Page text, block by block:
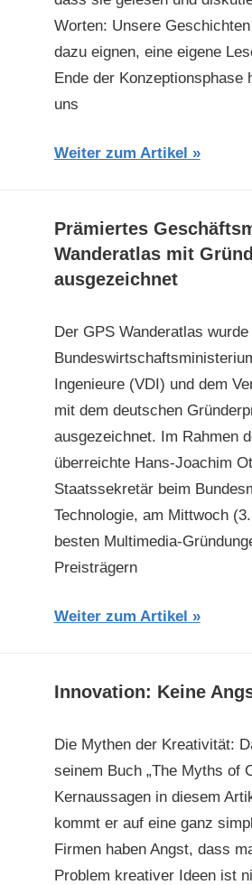
Worten: Unsere
dazu eignen, eine eigene
Ende der
uns
Weiter zum Artikel
Prämiertes
Wanderatlas mit
ausgezeichnet
Der GPS Wanderatlas wurde
Ingenieure (VDI) und dem
mit dem deutschen
ausgezeichnet. Im Rahmen
überreichte Hans-Joachim
Staatssekretär beim
Technologie, am Mittwoch
besten Multimedia-
Preisträgern
Weiter zum Artikel
Innovation: Keine
Die Mythen der Kreativität:
seinem Buch „The Myths of
Kernaussagen in diesem
kommt er auf eine ganz
Firmen haben Angst, dass
Problem kreativer Ideen ist